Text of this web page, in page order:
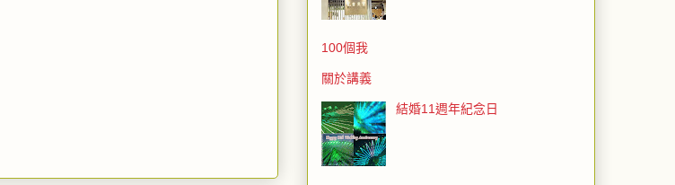
100個我
關於講義
結婚11週年紀念日